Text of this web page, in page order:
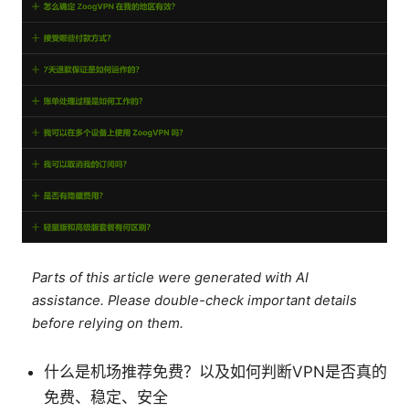
Parts of this article were generated with AI
assistance. Please double-check important details
before relying on them.
什么是机场推荐免费？以及如何判断VPN是否真的
免费、稳定、安全